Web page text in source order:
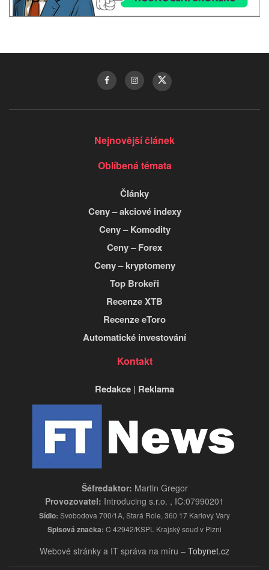
Nejnovější článek
Oblíbená témata
Články
Ceny – akciové indexy
Ceny – Komodity
Ceny – Forex
Ceny – kryptomeny
Top Brokeři
Recenze XTB
Recenze eToro
Automatické investování
Kontakt
Redakce | Reklama
Šéfredaktor: Martin Gregor
Provozovatel: Introducing s.r.o. , IČ:07990201
Sídlo: Svobodova 700/1A, Stará Role, 360 17 Karlovy Vary
Spisová značka: C 42942/KSPL Krajský soud v Plzni
Webové stránky a IT správa na míru – Tobynet.cz